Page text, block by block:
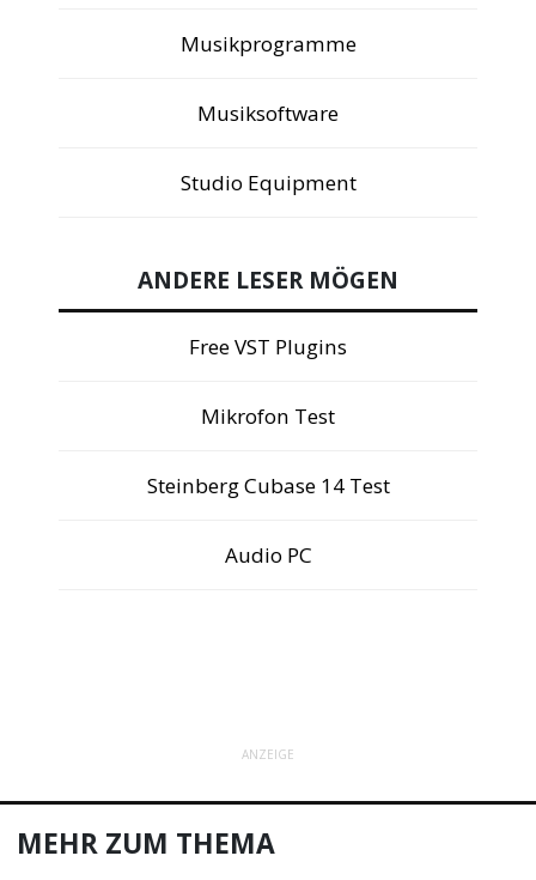
Musikprogramme
Musiksoftware
Studio Equipment
ANDERE LESER MÖGEN
Free VST Plugins
Mikrofon Test
Steinberg Cubase 14 Test
Audio PC
ANZEIGE
MEHR ZUM THEMA